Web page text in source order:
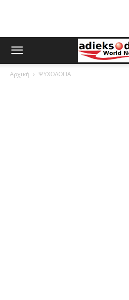
Αρχική ΨΥΧΟΛΟΓΙΑ